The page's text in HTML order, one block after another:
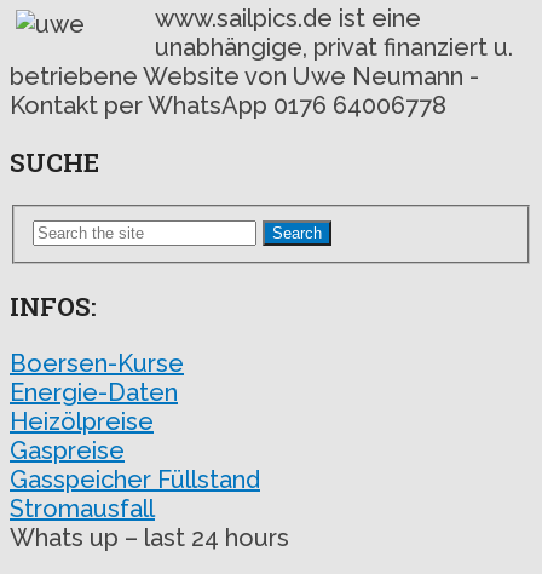
www.sailpics.de ist eine
unabhängige, privat finanziert u.
betriebene Website von Uwe Neumann -
Kontakt per WhatsApp 0176 64006778
SUCHE
Search
INFOS:
Boersen-Kurse
Energie-Daten
Heizölpreise
Gaspreise
Gasspeicher Füllstand
Stromausfall
Whats up – last 24 hours